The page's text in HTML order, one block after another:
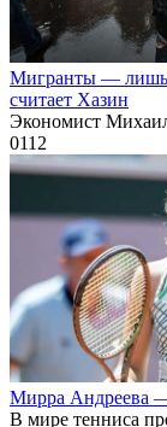
Мигранты — лишь
считает Хазин
Экономист
0112
Мирра Андреева
В мире тенниса